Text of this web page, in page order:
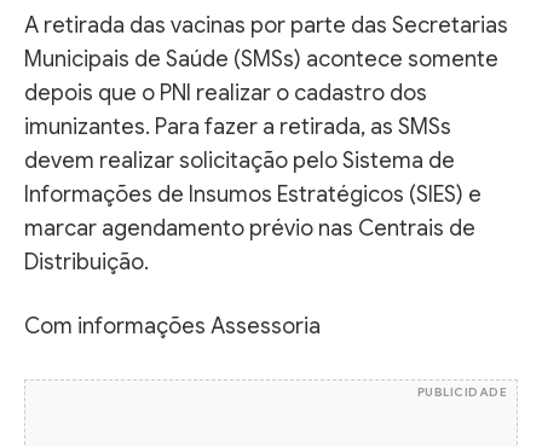
A retirada das vacinas por parte das Secretarias
Municipais de Saúde (SMSs) acontece somente
depois que o PNI realizar o cadastro dos
imunizantes. Para fazer a retirada, as SMSs
devem realizar solicitação pelo Sistema de
Informações de Insumos Estratégicos (SIES) e
marcar agendamento prévio nas Centrais de
Distribuição.
Com informações Assessoria
PUBLICIDADE